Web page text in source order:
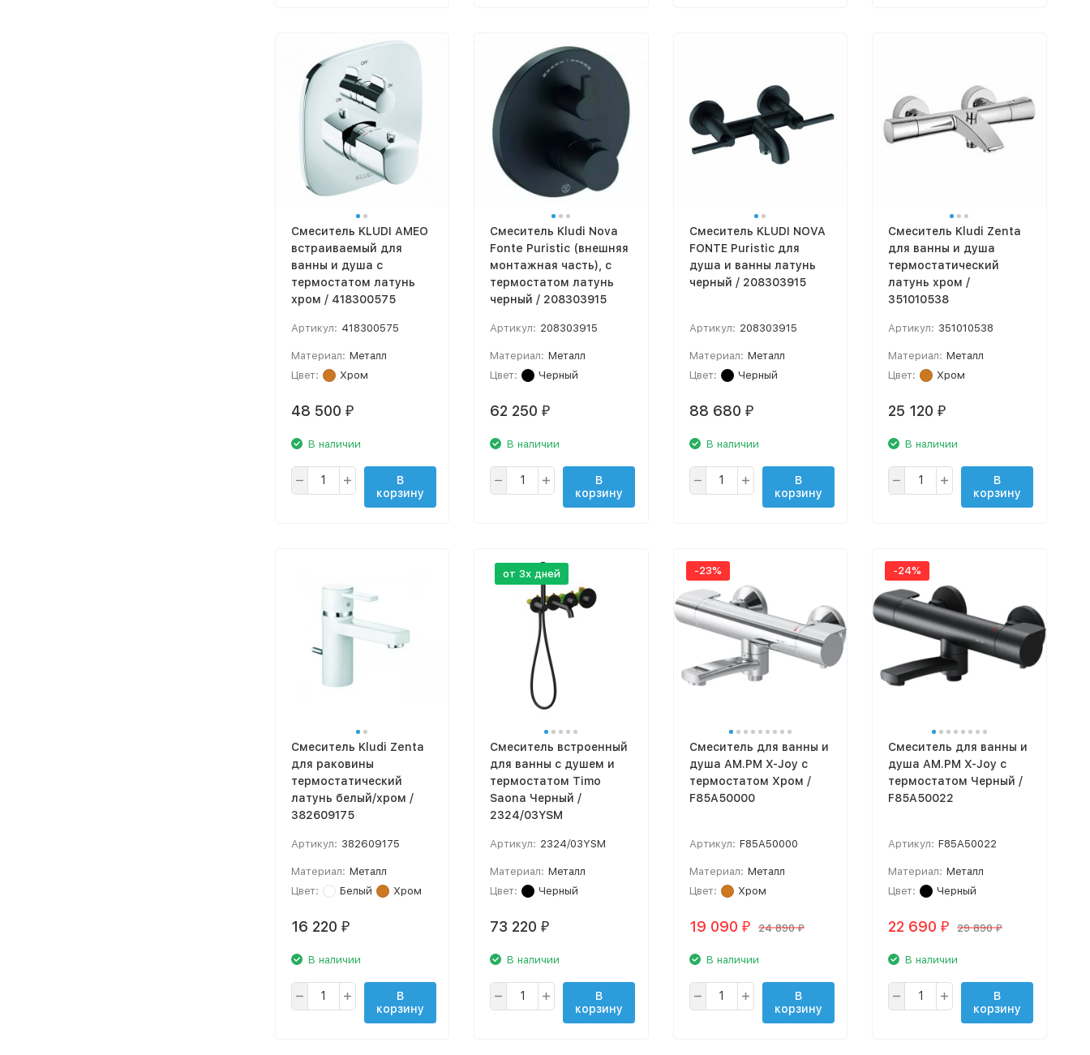
Смеситель KLUDI AMEO
встраиваемый для
ванны и душа с
термостатом латунь
хром / 418300575
Артикул: 418300575
Материал: Металл
Цвет:
Хром
48 500 ₽
В наличии
В
корзину
Смеситель Kludi Nova
Fonte Puristic (внешняя
монтажная часть), с
термостатом латунь
черный / 208303915
Артикул: 208303915
Материал: Металл
Цвет:
Черный
62 250 ₽
В наличии
В
корзину
Смеситель KLUDI NOVA
FONTE Puristic для
душа и ванны латунь
черный / 208303915
Артикул: 208303915
Материал: Металл
Цвет:
Черный
88 680 ₽
В наличии
В
корзину
Смеситель Kludi Zenta
для ванны и душа
термостатический
латунь хром /
351010538
Артикул: 351010538
Материал: Металл
Цвет:
Хром
25 120 ₽
В наличии
В
корзину
Смеситель Kludi Zenta
для раковины
термостатический
латунь белый/хром /
382609175
Артикул: 382609175
Материал: Металл
Цвет:
Белый Хром
16 220 ₽
В наличии
В
корзину
от 3х дней
Смеситель встроенный
для ванны с душем и
термостатом Timo
Saona Черный /
2324/03YSM
Артикул: 2324/03YSM
Материал: Металл
Цвет:
Черный
73 220 ₽
В наличии
В
корзину
-23%
Смеситель для ванны и
душа AM.PM X-Joy с
термостатом Хром /
F85A50000
Артикул: F85A50000
Материал: Металл
Цвет:
Хром
19 090 ₽ 24 890₽
В наличии
В
корзину
-24%
Смеситель для ванны и
душа AM.PM X-Joy с
термостатом Черный /
F85A50022
Артикул: F85A50022
Материал: Металл
Цвет:
Черный
22 690 ₽ 29 890₽
В наличии
В
корзину